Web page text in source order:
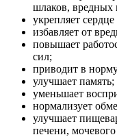
шлаков, вредных
укрепляет
избавляет от
повышает
сил;
приводит в
улучшает память;
уменьшает
нормализует
улучшает
печени,